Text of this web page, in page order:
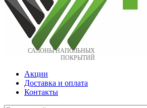
САЛОНЫ НАПОЛЬНЫХ
ПОКРЫТИЙ
Акции
Доставка и оплата
Контакты